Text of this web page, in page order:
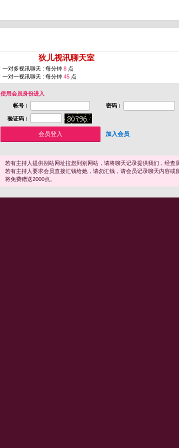
狄儿视讯聊天室
一对多视讯聊天 : 每分钟 8 点
一对一视讯聊天 : 每分钟 45 点
使用会员身份进入
帐号 :
密码 :
验证码 :
加入会员
若有主持人提供别站网址拉您到别网站，请将聊天记录提供我们，经查
若有主持人要求会员直接汇钱给她，请勿汇钱，请会员记录聊天内容
将免费赠送2000点。